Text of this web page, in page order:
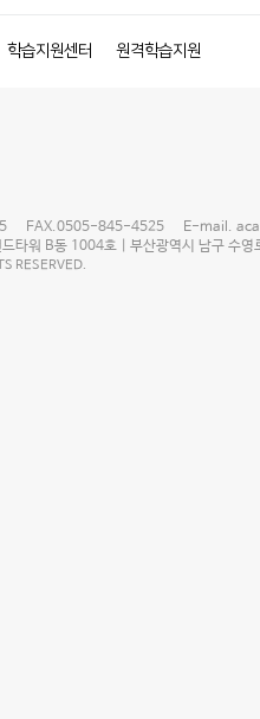
학습지원센터 원격학습지원
FAX.0505-845-4525 E-mail.
드타워 B동 1004호 | 부산광역시 남구
RESERVED.